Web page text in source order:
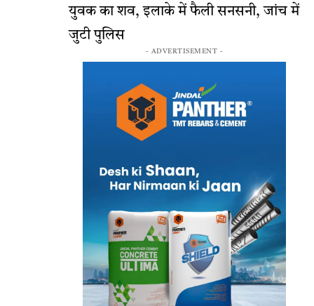
युवक का शव, इलाके में फैली सनसनी, जांच में
जुटी पुलिस
- ADVERTISEMENT -